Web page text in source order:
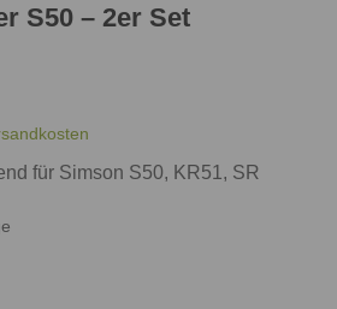
S50 – 2er Set
für Simson S50, KR51, SR
Abblendschalter S50 - 2er Set